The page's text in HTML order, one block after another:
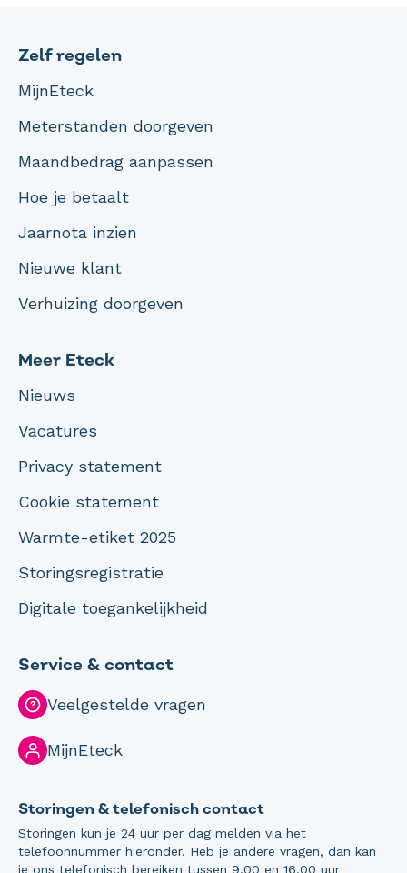
Zelf regelen
MijnEteck
Meterstanden doorgeven
Maandbedrag aanpassen
Hoe je betaalt
Jaarnota inzien
Nieuwe klant
Verhuizing doorgeven
Meer Eteck
Nieuws
Vacatures
Privacy statement
Cookie statement
Warmte-etiket 2025
Storingsregistratie
Digitale toegankelijkheid
Service & contact
Veelgestelde vragen
MijnEteck
Storingen & telefonisch contact
Storingen kun je 24 uur per dag melden via het
telefoonnummer hieronder. Heb je andere vragen, dan kan
je ons telefonisch bereiken tussen 9.00 en 16.00 uur